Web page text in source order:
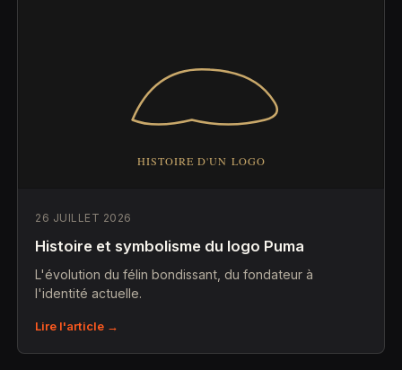
26 JUILLET 2026
Histoire et symbolisme du logo Puma
L'évolution du félin bondissant, du fondateur à
l'identité actuelle.
Lire l'article →